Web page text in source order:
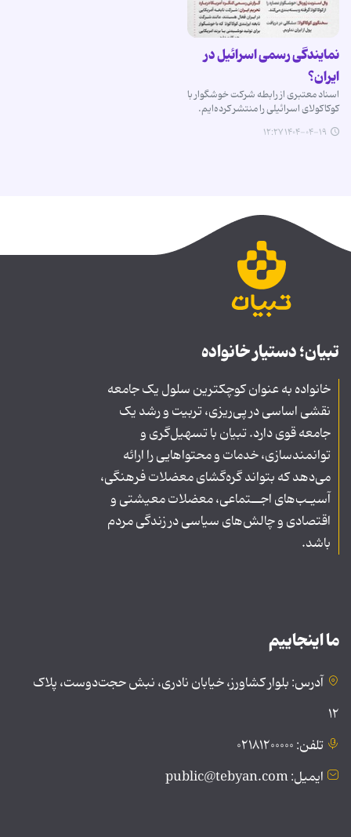
نمایندگی رسمی اسرائیل در
ایران؟
اسناد معتبری از رابطه شرکت خوشگوار با
کوکاکولای اسرائیلی را منتشر کرده‌ایم.
۱۴۰۴-۰۴-۱۹ ۱۲:۲۷
تبیان؛ دستیار خانواده
خانواده به عنوان کوچکترین سلول یک جامعه
نقشی اساسی در پی‌ریزی، تربیت و رشد یک
جامعه قوی دارد. تبیان با تسهیل‌گری و
توانمندسازی، خدمات و محتواهایی را ارائه
می‌دهد که بتواند گره‌گشای معضلات فرهنگی،
آسیـب‌های اجــتماعی، معضلات معیشتی و
اقتصادی و چالش‌های سیاسی در زندگی مردم
باشد.
ما اینجاییم
آدرس: بلوار کشاورز، خیابان نادری، نبش حجت‌دوست، پلاک
۱۲
تلفن: ۰۲۱۸۱۲۰۰۰۰۰
ایمیل: public@tebyan.com